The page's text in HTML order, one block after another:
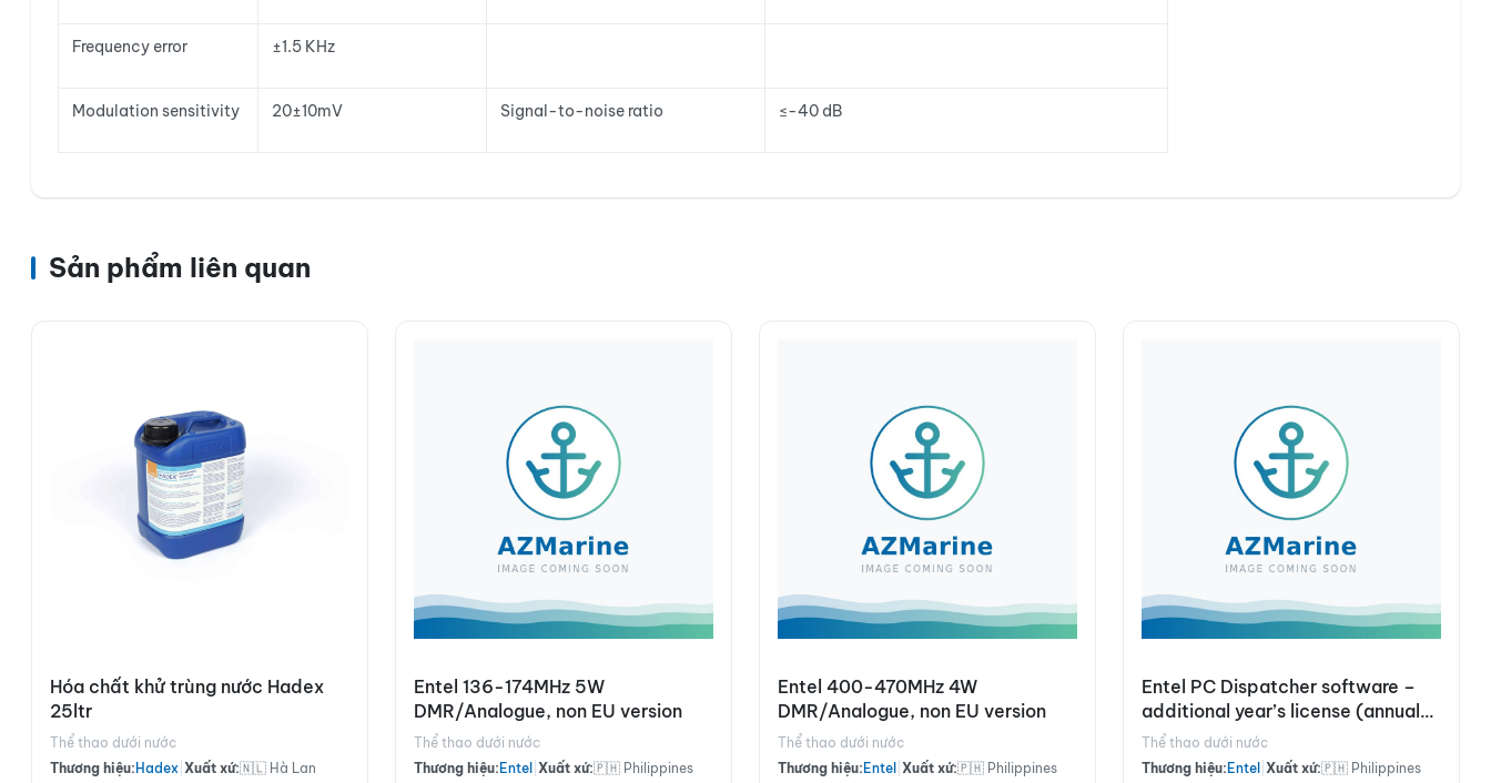
Frequency error ±1.5 KHz
Modulation sensitivity 20±10mV Signal-to-noise ratio ≤-40 dB
Sản phẩm liên quan
Hóa chất khử trùng nước Hadex
25ltr
Thể thao dưới nước
Thương hiệu: Hadex Xuất xứ:🇳🇱 Hà Lan
Entel 136-174MHz 5W
DMR/Analogue, non EU version
Thể thao dưới nước
Thương hiệu: Entel Xuất xứ:🇵🇭 Philippines
Entel 400-470MHz 4W
DMR/Analogue, non EU version
Thể thao dưới nước
Thương hiệu: Entel Xuất xứ:🇵🇭 Philippines
Entel PC Dispatcher software –
additional year’s license (annual
payment)
Thể thao dưới nước
Thương hiệu: Entel Xuất xứ:🇵🇭 Philippines